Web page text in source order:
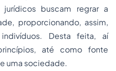
buscam regrar a
proporcionando, assim,
Desta feita, aí
até como fonte
uma sociedade.